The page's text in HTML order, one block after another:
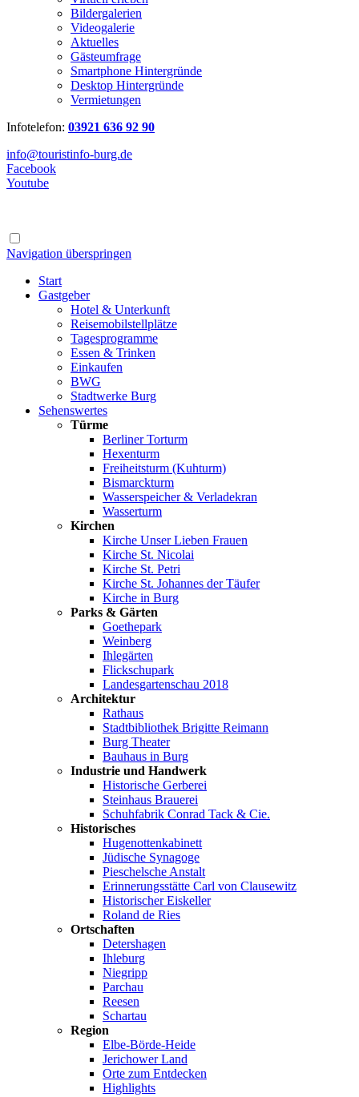
Bildergalerien
Videogalerie
Aktuelles
Gästeumfrage
Smartphone Hintergründe
Desktop Hintergründe
Vermietungen
Infotelefon: 03921 636 92 90
info@touristinfo-burg.de
Facebook
Youtube
Navigation überspringen
Start
Gastgeber
Hotel & Unterkunft
Reisemobilstellplätze
Tagesprogramme
Essen & Trinken
Einkaufen
BWG
Stadtwerke Burg
Sehenswertes
Türme
Berliner Torturm
Hexenturm
Freiheitsturm (Kuhturm)
Bismarckturm
Wasserspeicher & Verladekran
Wasserturm
Kirchen
Kirche Unser Lieben Frauen
Kirche St. Nicolai
Kirche St. Petri
Kirche St. Johannes der Täufer
Kirche in Burg
Parks & Gärten
Goethepark
Weinberg
Ihlegärten
Flickschupark
Landesgartenschau 2018
Architektur
Rathaus
Stadtbibliothek Brigitte Reimann
Burg Theater
Bauhaus in Burg
Industrie und Handwerk
Historische Gerberei
Steinhaus Brauerei
Schuhfabrik Conrad Tack & Cie.
Historisches
Hugenottenkabinett
Jüdische Synagoge
Pieschelsche Anstalt
Erinnerungsstätte Carl von Clausewitz
Historischer Eiskeller
Roland de Ries
Ortschaften
Detershagen
Ihleburg
Niegripp
Parchau
Reesen
Schartau
Region
Elbe-Börde-Heide
Jerichower Land
Orte zum Entdecken
Highlights